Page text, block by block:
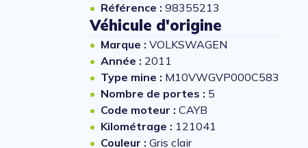
Référence : 98355213
Véhicule d'origine
Marque : VOLKSWAGEN
Année : 2011
Type mine : M10VWGVP000C583
Nombre de portes : 5
Code moteur : CAYB
Kilométrage : 121041
Couleur : Gris clair